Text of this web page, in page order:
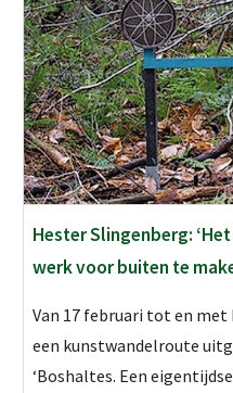
Hester Slingenberg:
werk voor buiten te
Van 17 februari tot en met
een kunstwandelroute
‘Boshaltes. Een